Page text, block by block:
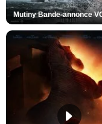
Mutiny Bande-annonce